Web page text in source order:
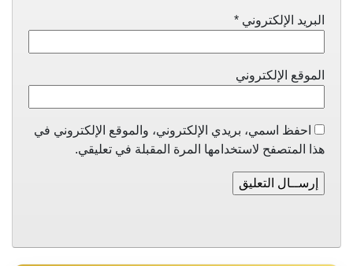
البريد الإلكتروني *
الموقع الإلكتروني
احفظ اسمي، بريدي الإلكتروني، والموقع الإلكتروني في
هذا المتصفح لاستخدامها المرة المقبلة في تعليقي.